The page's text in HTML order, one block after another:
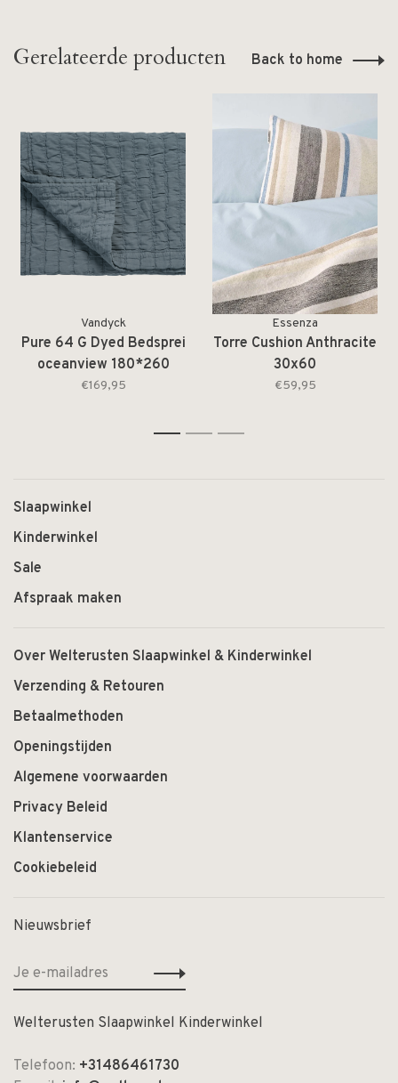
Gerelateerde producten Back to home
Vandyck
Pure 64 G Dyed Bedsprei
oceanview 180*260
€169,95
Essenza
Torre Cushion Anthracite
30x60
€59,95
1 2 3
Slaapwinkel
Kinderwinkel
Sale
Afspraak maken
Over Welterusten Slaapwinkel & Kinderwinkel
Verzending & Retouren
Betaalmethoden
Openingstijden
Algemene voorwaarden
Privacy Beleid
Klantenservice
Cookiebeleid
Nieuwsbrief
Welterusten Slaapwinkel Kinderwinkel
Telefoon: +31486461730